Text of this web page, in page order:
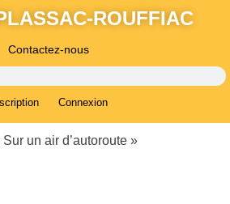
ROUFFIAC
Contactez-nous
Connexion
un air d’autoroute »